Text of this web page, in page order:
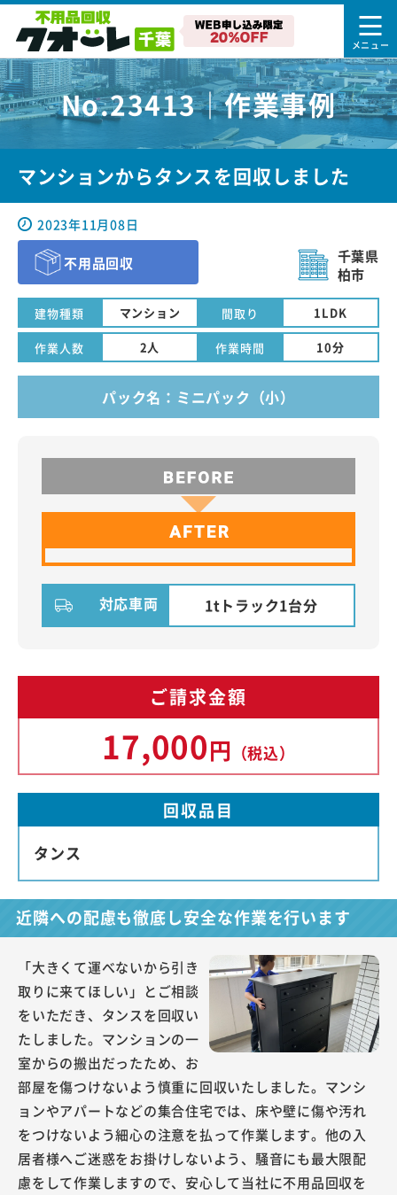
No.23413｜作業事例
マンションからタンスを回収しました
2023年11月08日
不用品回収
千葉県
柏市
建物種類 マンション 間取り 1LDK
作業人数 2人 作業時間 10分
パック名：ミニパック（小）
対応車両 1tトラック1台分
ご請求金額
17,000円 （税込）
回収品目
タンス
近隣への配慮も徹底し安全な作業を行います
「大きくて運べないから引き
取りに来てほしい」とご相談
をいただき、タンスを回収い
たしました。マンションの一
室からの搬出だったため、お
部屋を傷つけないよう慎重に回収いたしました。マンシ
ョンやアパートなどの集合住宅では、床や壁に傷や汚れ
をつけないよう細心の注意を払って作業します。他の入
居者様へご迷惑をお掛けしないよう、騒音にも最大限配
慮をして作業しますので、安心して当社に不用品回収を